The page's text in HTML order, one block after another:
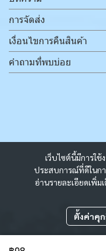
เว็บไซต์นี้มีการใ
ประสบการณ์ที่ดีในกา
อ่านรายละเอียดเพิ่ม
ตั้งค่าคุ
การจัดส่ง
เงื่อนไขการคืนสินค้า
คำถามที่พบบ่อย